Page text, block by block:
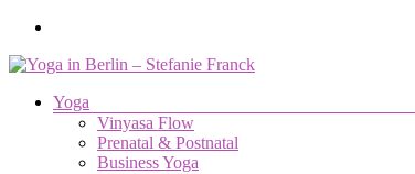
Zum
springen
Yoga
Menü
Yoga
Vinyasa Flow
Prenatal & Postnatal
Business Yoga